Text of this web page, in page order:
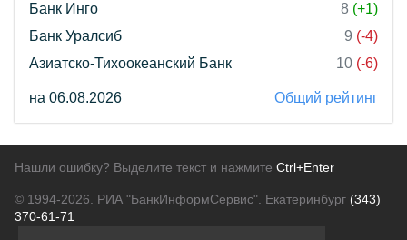
Банк Инго
8 (+1)
Банк Уралсиб
9 (-4)
Азиатско-Тихоокеанский Банк
10 (-6)
на 06.08.2026 Общий рейтинг
Нашли ошибку? Выделите текст и нажмите Ctrl+Enter
© 1994-2026. РИА "БанкИнформСервис". Екатеринбург (343)
370-61-71